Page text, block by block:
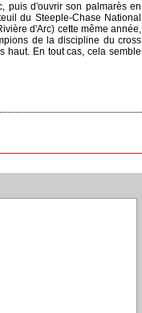
puis d'ouvrir son palmarès en
du Steeple-Chase National
d'Arc) cette même année,
de la discipline du cross
haut. En tout cas, cela semble